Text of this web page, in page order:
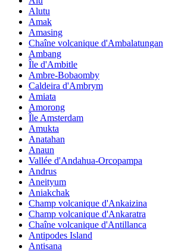
Alutu
Amak
Amasing
Chaîne volcanique d'Ambalatungan
Ambang
Île d'Ambitle
Ambre-Bobaomby
Caldeira d'Ambrym
Amiata
Amorong
Île Amsterdam
Amukta
Anatahan
Anaun
Vallée d'Andahua-Orcopampa
Andrus
Aneityum
Aniakchak
Champ volcanique d'Ankaizina
Champ volcanique d'Ankaratra
Chaîne volcanique d'Antillanca
Antipodes Island
Antisana